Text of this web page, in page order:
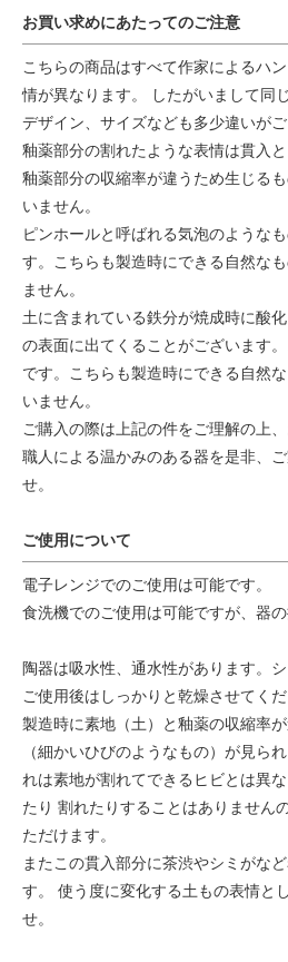
お買い求めにあたってのご注意
こちらの商品はすべて作家によるハ
情が異なります。 したがいまして同
デザイン、サイズなども多少違いがご
釉薬部分の割れたような表情は貫入
釉薬部分の収縮率が違うため生じる
いません。
ピンホールと呼ばれる気泡のような
す。こちらも製造時にできる自然な
ません。
土に含まれている鉄分が焼成時に酸
の表面に出てくることがございます
です。こちらも製造時にできる自然
いません。
ご購入の際は上記の件をご理解の上
職人による温かみのある器を是非、
せ。
ご使用について
電子レンジでのご使用は可能です。
食洗機でのご使用は可能ですが、器
陶器は吸水性、通水性があります。
ご使用後はしっかりと乾燥させてくだ
製造時に素地（土）と釉薬の収縮率
（細かいひびのようなもの）が見ら
れは素地が割れてできるヒビとは異
たり 割れたりすることはありません
ただけます。
またこの貫入部分に茶渋やシミがな
す。 使う度に変化する土もの表情と
せ。